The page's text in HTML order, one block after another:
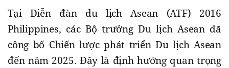
Tại Diễn đàn du lịch Asean (ATF) 2016
Philippines, các Bộ trưởng Du lịch Asean đã
công bố Chiến lược phát triển Du lịch Asean
đến năm 2025. Đây là định hướng quan trọng